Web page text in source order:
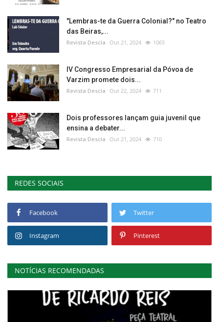
"Lembras-te da Guerra Colonial?" no Teatro
das Beiras,...
Revista Descla Out 21, 2024 1065
IV Congresso Empresarial da Póvoa de
Varzim promete dois...
Revista Descla Out 22, 2024 711
Dois professores lançam guia juvenil que
ensina a debater...
Revista Descla Out 21, 2024 710
REDES SOCIAIS
Facebook Twitter
Instagram Pinterest
NOTÍCIAS RECOMENDADAS